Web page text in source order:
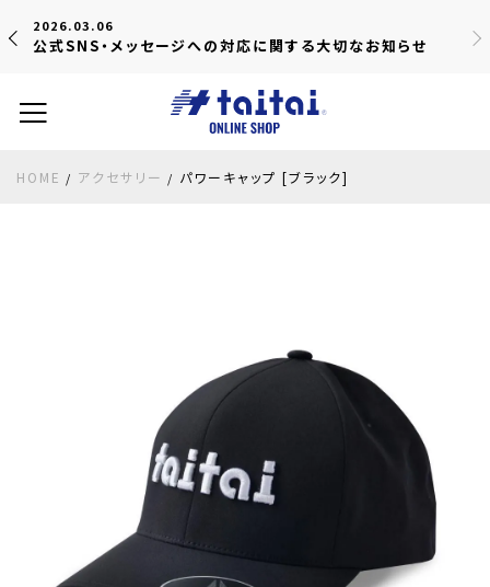
2026.03.06
公式SNS・メッセージへの対応に関する大切なお知らせ
HOME / アクセサリー / パワーキャップ [ブラック]